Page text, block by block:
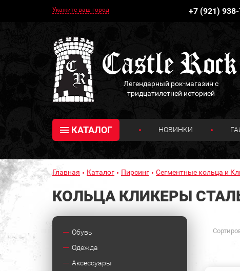
Укажите ваш город +7 (921)
Легендарный рок-магазин с
тридцатилетней историей
КАТАЛОГ НОВИНКИ
Главная Каталог Пирсинг Сегментные кольца и
КОЛЬЦА КЛИКЕРЫ
Обувь
Одежда
Аксессуары